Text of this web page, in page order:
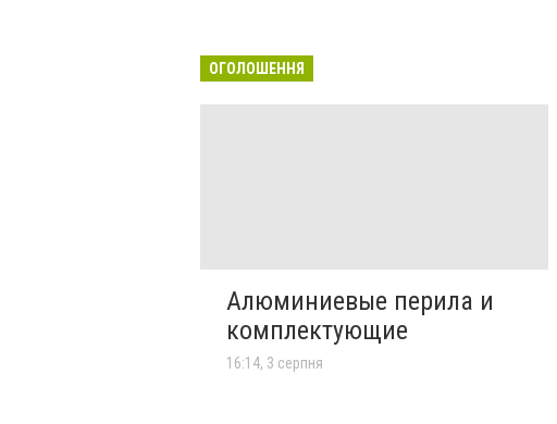
ОГОЛОШЕННЯ
Алюминиевые перила и
комплектующие
16:14, 3 серпня